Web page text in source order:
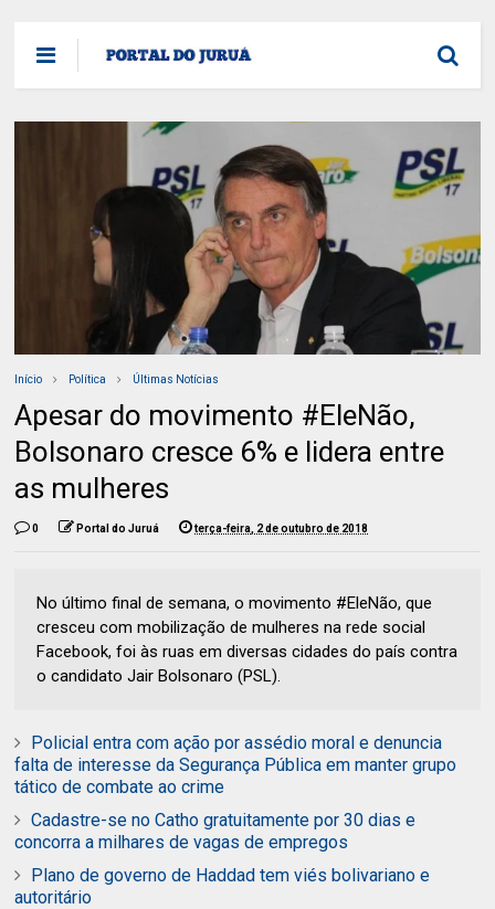
Início Política Últimas Notícias
Apesar do movimento #EleNão,
Bolsonaro cresce 6% e lidera entre
as mulheres
0 Portal do Juruá terça-feira, 2 de outubro de 2018
No último final de semana, o movimento #EleNão, que
cresceu com mobilização de mulheres na rede social
Facebook, foi às ruas em diversas cidades do país contra
o candidato Jair Bolsonaro (PSL).
Policial entra com ação por assédio moral e denuncia
falta de interesse da Segurança Pública em manter grupo
tático de combate ao crime
Cadastre-se no Catho gratuitamente por 30 dias e
concorra a milhares de vagas de empregos
Plano de governo de Haddad tem viés bolivariano e
autoritário